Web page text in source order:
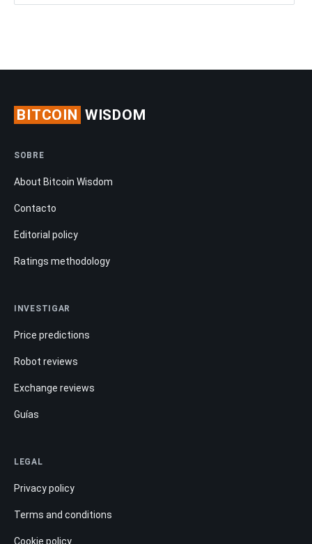
BITCOIN WISDOM
SOBRE
About Bitcoin Wisdom
Contacto
Editorial policy
Ratings methodology
INVESTIGAR
Price predictions
Robot reviews
Exchange reviews
Guías
LEGAL
Privacy policy
Terms and conditions
Cookie policy